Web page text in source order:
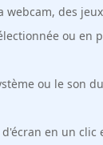
des
ou en
ou le son
en un clic